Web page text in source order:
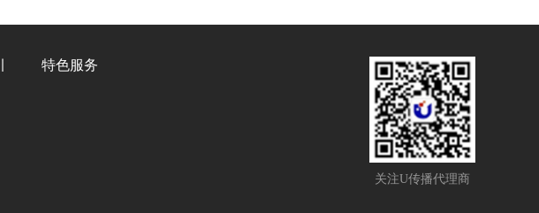
特色服务
关注U传播代理商